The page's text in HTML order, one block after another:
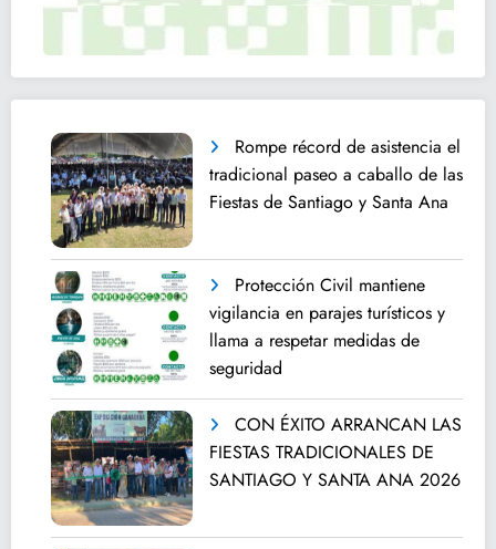
Rompe récord de asistencia el
tradicional paseo a caballo de las
Fiestas de Santiago y Santa Ana
Protección Civil mantiene
vigilancia en parajes turísticos y
llama a respetar medidas de
seguridad
CON ÉXITO ARRANCAN LAS
FIESTAS TRADICIONALES DE
SANTIAGO Y SANTA ANA 2026